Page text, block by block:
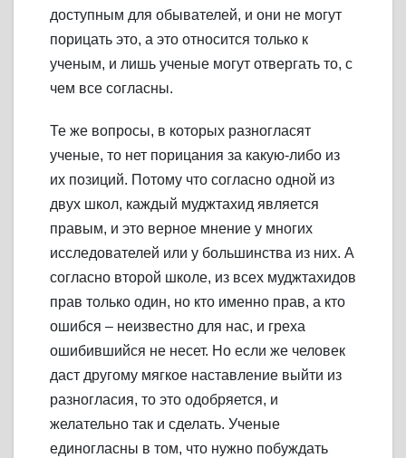
доступным для обывателей, и они не могут
порицать это, а это относится только к
ученым, и лишь ученые могут отвергать то, с
чем все согласны.
Те же вопросы, в которых разногласят
ученые, то нет порицания за какую-либо из
их позиций. Потому что согласно одной из
двух школ, каждый муджтахид является
правым, и это верное мнение у многих
исследователей или у большинства из них. А
согласно второй школе, из всех муджтахидов
прав только один, но кто именно прав, а кто
ошибся – неизвестно для нас, и греха
ошибившийся не несет. Но если же человек
даст другому мягкое наставление выйти из
разногласия, то это одобряется, и
желательно так и сделать. Ученые
единогласны в том, что нужно побуждать